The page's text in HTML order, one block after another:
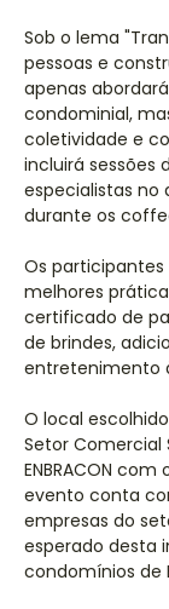
Sob o lema
pessoas e
apenas
condominial,
coletividade e
incluirá sessões
especialistas no
durante os
Os
melhores
certificado de
de brindes,
entretenimento
O local
Setor Comercial
ENBRACON
evento conta
empresas do
esperado desta
condomínios de